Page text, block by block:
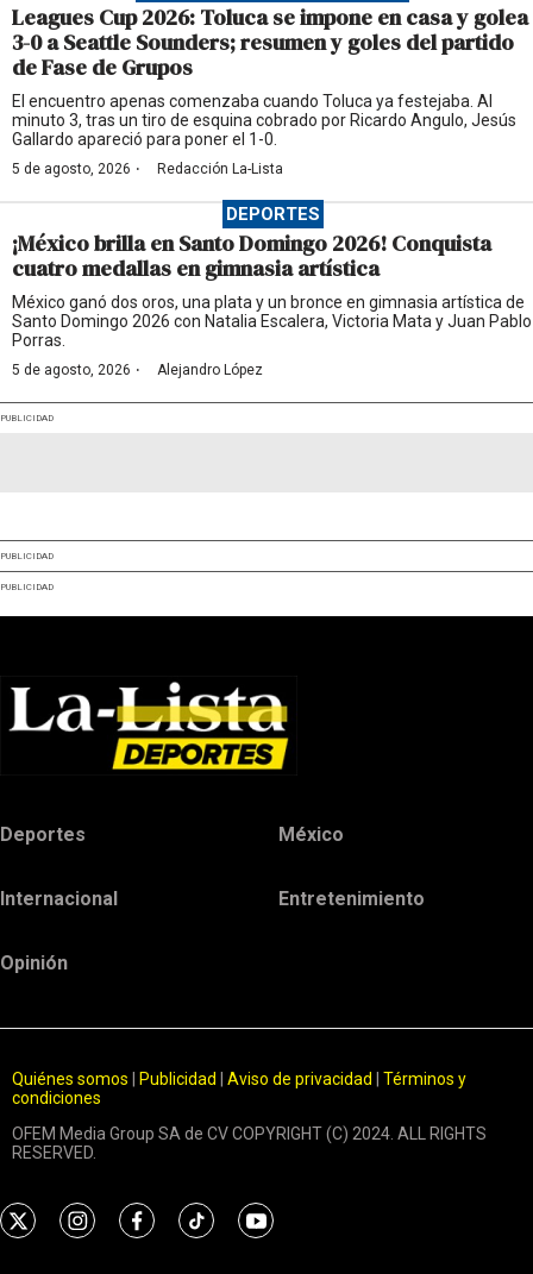
Leagues Cup 2026: Toluca se impone en casa y golea
3-0 a Seattle Sounders; resumen y goles del partido
de Fase de Grupos
El encuentro apenas comenzaba cuando Toluca ya festejaba. Al
minuto 3, tras un tiro de esquina cobrado por Ricardo Angulo, Jesús
Gallardo apareció para poner el 1-0.
5 de agosto, 2026 · Redacción La-Lista
DEPORTES
¡México brilla en Santo Domingo 2026! Conquista
cuatro medallas en gimnasia artística
México ganó dos oros, una plata y un bronce en gimnasia artística de
Santo Domingo 2026 con Natalia Escalera, Victoria Mata y Juan Pablo
Porras.
5 de agosto, 2026 · Alejandro López
PUBLICIDAD
PUBLICIDAD
PUBLICIDAD
Deportes México
Internacional Entretenimiento
Opinión
Quiénes somos Publicidad Aviso de privacidad
Términos y
condiciones
OFEM Media Group SA de CV COPYRIGHT (C) 2024. ALL RIGHTS
RESERVED.
t
i
f
t
y